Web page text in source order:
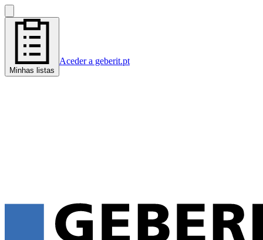
Minhas listas
Aceder a geberit.pt